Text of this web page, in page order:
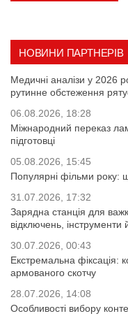
НОВИНИ ПАРТНЕРІВ
Медичні аналізи у 2026
рутинне обстеження
06.08.2026, 18:28
Міжнародний переказ
підготовці
05.08.2026, 15:45
Популярні фільми року:
31.07.2026, 17:32
Зарядна станція для
відключень, інструменти
30.07.2026, 00:43
Екстремальна фіксація:
армованого скотчу
28.07.2026, 14:08
Особливості вибору